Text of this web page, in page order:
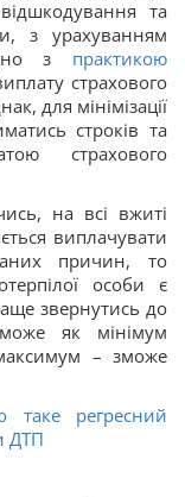
та
з урахуванням
з практикою
страхового
для мінімізації
строків та
страхового
на всі вжиті
виплачувати
причин, то
особи є
звернутись до
як мінімум
– зможе
таке регресний
ДТП